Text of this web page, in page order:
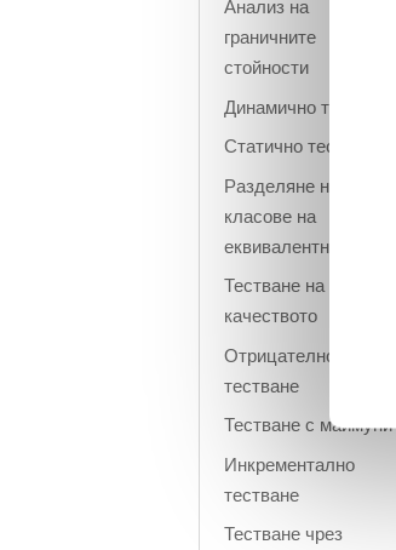
Анализ на
граничните
стойности
Динамично тестване
Статично тестване
Разделяне на
класове на
еквивалентност
Тестване на
качеството
Отрицателно
тестване
Тестване с маймуни
Инкрементално
тестване
Тестване чрез